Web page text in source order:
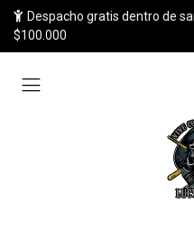
Despacho gratis dentro de
$100.000